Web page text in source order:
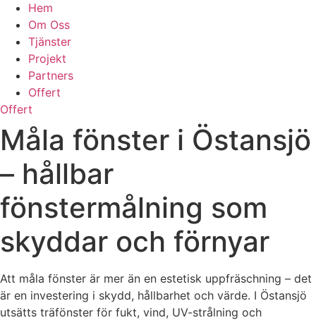
Hem
Om Oss
Tjänster
Projekt
Partners
Offert
Offert
Måla fönster i Östansjö
– hållbar
fönstermålning som
skyddar och förnyar
Att måla fönster är mer än en estetisk uppfräschning – det
är en investering i skydd, hållbarhet och värde. I Östansjö
utsätts träfönster för fukt, vind, UV-strålning och